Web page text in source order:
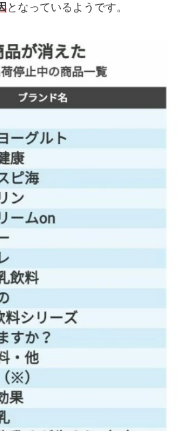
となっているようです。